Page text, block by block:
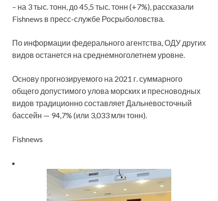
– на 3 тыс. тонн, до 45,5 тыс. тонн (+7%), рассказали
Fishnews в пресс-службе Росрыболовства.
По информации федерального агентства, ОДУ других
видов останется на среднемноголетнем уровне.
Основу прогнозируемого на 2021 г. суммарного
общего допустимого улова морских и пресноводных
видов традиционно составляет Дальневосточный
бассейн — 94,7% (или 3,033 млн тонн).
Fishnews